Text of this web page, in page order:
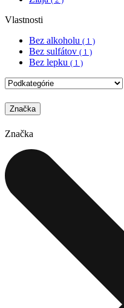
Vlastnosti
Bez alkoholu ( 1 )
Bez sulfátov ( 1 )
Bez lepku ( 1 )
Značka
Značka